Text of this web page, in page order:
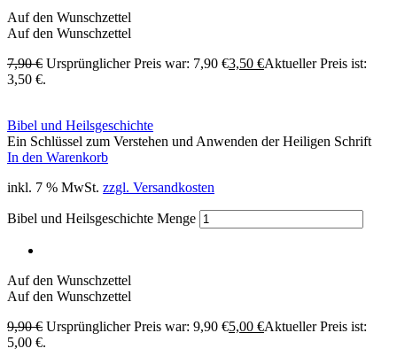
Auf den Wunschzettel
Auf den Wunschzettel
7,90€ Ursprünglicher Preis war: 7,90 €3,50 €Aktueller Preis ist:
3,50 €.
Bibel und Heilsgeschichte
Ein Schlüssel zum Verstehen und Anwenden der Heiligen Schrift
In den Warenkorb
inkl. 7 % MwSt. zzgl. Versandkosten
Bibel und Heilsgeschichte Menge
Auf den Wunschzettel
Auf den Wunschzettel
9,90€ Ursprünglicher Preis war: 9,90 €5,00 €Aktueller Preis ist:
5,00 €.